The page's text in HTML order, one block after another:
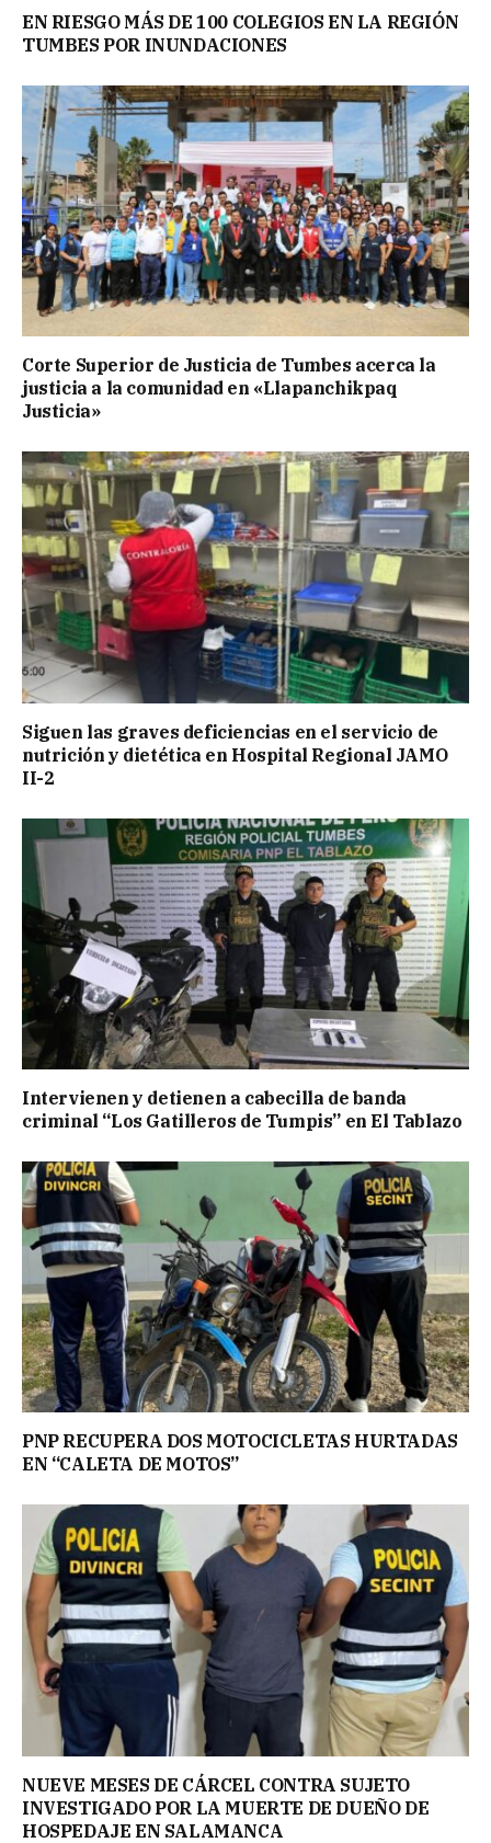
EN RIESGO MÁS DE 100 COLEGIOS EN LA REGIÓN
TUMBES POR INUNDACIONES
Corte Superior de Justicia de Tumbes acerca la
justicia a la comunidad en «Llapanchikpaq
Justicia»
Siguen las graves deficiencias en el servicio de
nutrición y dietética en Hospital Regional JAMO
II-2
Intervienen y detienen a cabecilla de banda
criminal “Los Gatilleros de Tumpis” en El Tablazo
PNP RECUPERA DOS MOTOCICLETAS HURTADAS
EN “CALETA DE MOTOS”
NUEVE MESES DE CÁRCEL CONTRA SUJETO
INVESTIGADO POR LA MUERTE DE DUEÑO DE
HOSPEDAJE EN SALAMANCA